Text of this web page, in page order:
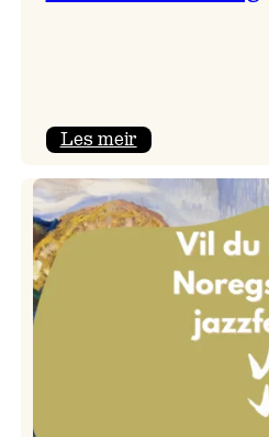
Les meir: